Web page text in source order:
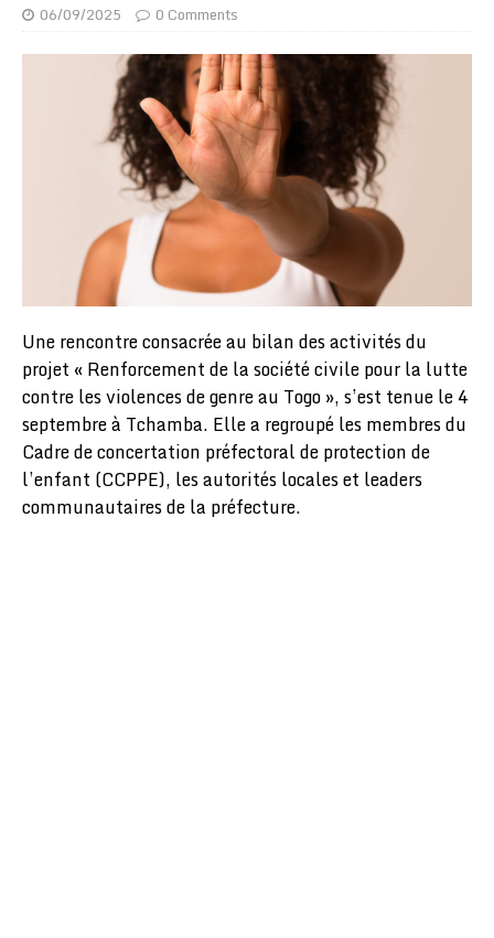
06/09/2025 0 Comments
Une rencontre consacrée au bilan des activités du
projet « Renforcement de la société civile pour la lutte
contre les violences de genre au Togo », s’est tenue le 4
septembre à Tchamba. Elle a regroupé les membres du
Cadre de concertation préfectoral de protection de
l’enfant (CCPPE), les autorités locales et leaders
communautaires de la préfecture.